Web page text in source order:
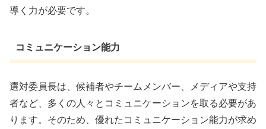
導く力が必要です。
コミュニケーション能力
選対委員長は、候補者やチームメンバー、メディアや支持
者など、多くの人々とコミュニケーションを取る必要があ
ります。そのため、優れたコミュニケーション能力が求め